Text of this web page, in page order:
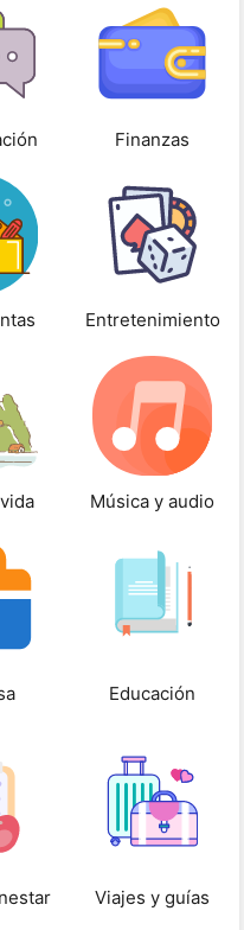
Finanzas
Entretenimiento
Música y audio
Educación
Viajes y guías